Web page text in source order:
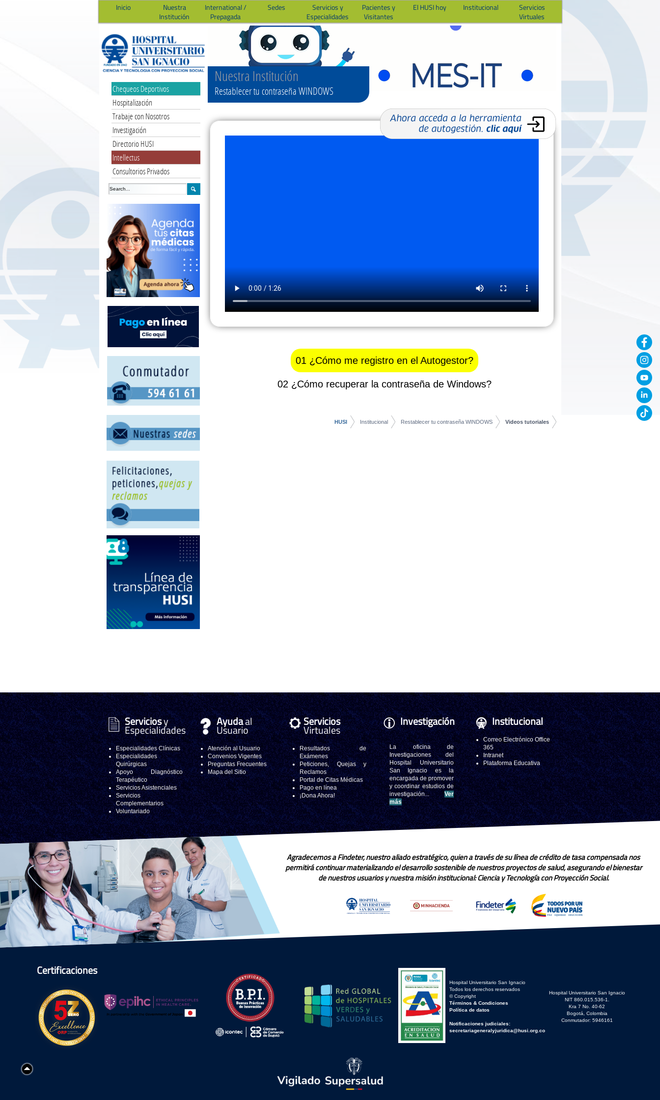
Inicio
Nuestra
Institución
International /
Prepagada
Sedes
Servicios y
Especialidades
Pacientes y
Visitantes
El HUSI hoy Institucional
Servicios
Virtuales
Chequeos Deportivos
Hospitalización
Trabaje con Nosotros
Investigación
Directorio HUSI
Intellectus
Consultorios Privados
Nuestra Institución
Restablecer tu contraseña WINDOWS
01 ¿Cómo me registro en el Autogestor?
02 ¿Cómo recuperar la contraseña de Windows?
HUSI Institucional Restablecer tu contraseña WINDOWS Videos tutoriales
Serviciosy
Especialidades
Especialidades Clínicas
Especialidades
Quirúrgicas
Apoyo Diagnóstico
Terapéutico
Servicios Asistenciales
Servicios
Complementarios
Voluntariado
Ayudaal
Usuario
Atención al Usuario
Convenios Vigentes
Preguntas Frecuentes
Mapa del Sitio
Servicios
Virtuales
Resultados de
Exámenes
Peticiones, Quejas y
Reclamos
Portal de Citas Médicas
Pago en línea
¡Dona Ahora!
Investigación
La oficina de
Investigaciones del
Hospital Universitario
San Ignacio es la
encargada de promover
y coordinar estudios de
investigación... Ver
más
Institucional
Correo Electrónico Office
365
Intranet
Plataforma Educativa
Agradecemos a Findeter, nuestro aliado estratégico, quien a través de su línea de crédito de tasa compensada nos
permitirá continuar materializando el desarrollo sostenible de nuestros proyectos de salud, asegurando el bienestar
de nuestros usuarios y nuestra misión institucional: Ciencia y Tecnología con Proyección Social.
Certificaciones
Hospital Universitario San Ignacio
Todos los derechos reservados
© Copyright
Términos & Condiciones
Política de datos
Notificaciones judiciales:
secretariageneralyjuridica@husi.org.co
Hospital Universitario San Ignacio
NIT 860.015.536-1.
Kra 7 No. 40-62
Bogotá, Colombia
Conmutador: 5946161